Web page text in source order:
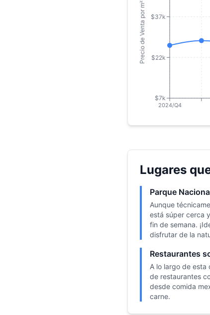
2024/Q4
$7k
$22k
$37k
Precio de Venta por m²
Lugares
Parque
Aunque
está súper cerca
fin de semana.
disfrutar de la
Restaurantes
A lo largo de esta
de restaurantes
desde comida
carne.